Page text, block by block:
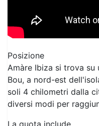
Posizione
Amàre Ibiza si trova
Bou, a nord-est
soli 4 chilometri dalla
diversi modi per